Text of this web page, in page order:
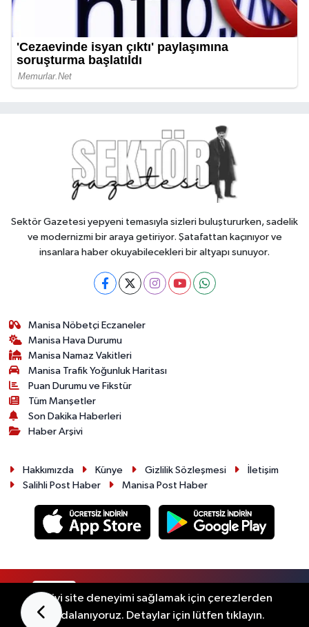
Sektör Gazetesi yepyeni temasıyla sizleri buluştururken, sadelik
ve modernizmi bir araya getiriyor. Şatafattan kaçınıyor ve
insanlara haber okuyabilecekleri bir altyapı sunuyor.
Manisa Nöbetçi Eczaneler
Manisa Hava Durumu
Manisa Namaz Vakitleri
Manisa Trafik Yoğunluk Haritası
Puan Durumu ve Fikstür
Tüm Manşetler
Son Dakika Haberleri
Haber Arşivi
Hakkımızda Künye Gizlilik Sözleşmesi
İletişim
Salihli Post Haber
Manisa Post Haber
RSS Copyright © 2026. Her hakkı saklıdır.
En iyi site deneyimi sağlamak için çerezlerden
faydalanıyoruz. Detaylar için lütfen tıklayın.